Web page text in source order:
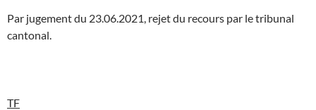
Par jugement du 23.06.2021, rejet du recours par le tribunal
cantonal.
TF